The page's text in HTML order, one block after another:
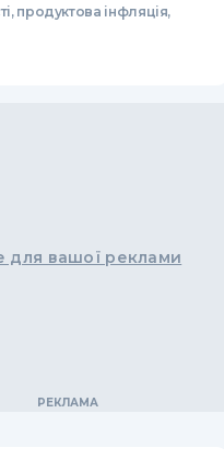
продуктова інфляція,
для вашої реклами